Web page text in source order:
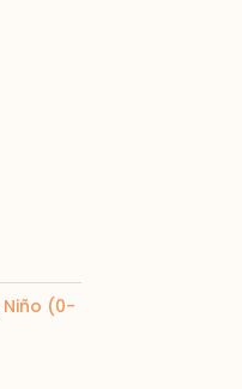
Niño (0-